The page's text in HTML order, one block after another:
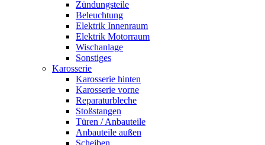
Zündungsteile
Beleuchtung
Elektrik Innenraum
Elektrik Motorraum
Wischanlage
Sonstiges
Karosserie
Karosserie hinten
Karosserie vorne
Reparaturbleche
Stoßstangen
Türen / Anbauteile
Anbauteile außen
Scheiben